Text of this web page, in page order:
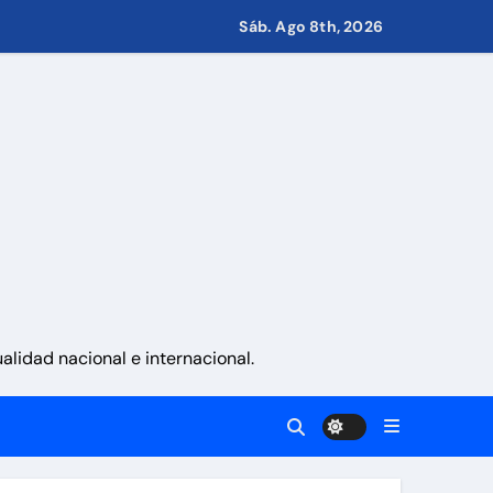
Condominio
propuestas desde las comunidades
a las familias de Venezuela
Sáb. Ago 8th, 2026
nacional e internacional.